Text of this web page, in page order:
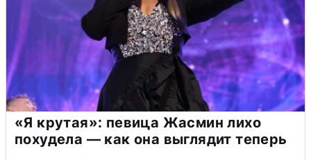
«Я крутая»: певица Жасмин лихо
похудела — как она выглядит теперь